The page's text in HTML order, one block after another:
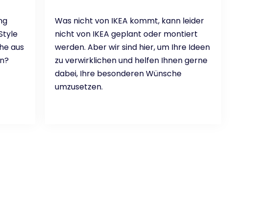
aus
Was nicht von IKEA kommt, kann leider
nicht von IKEA geplant oder montiert
werden. Aber wir sind hier, um Ihre Ideen
zu verwirklichen und helfen Ihnen gerne
dabei, Ihre besonderen Wünsche
umzusetzen.